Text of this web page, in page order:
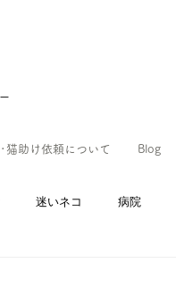
猫助け依頼について Blog
迷いネコ 病院